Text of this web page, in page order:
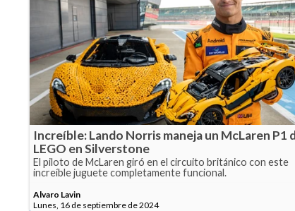
Increíble: Lando Norris maneja un McLaren P1
LEGO en Silverstone
El piloto de McLaren giró en el circuito británico con este
increíble juguete completamente funcional.
Alvaro Lavin
Lunes, 16 de septiembre de 2024